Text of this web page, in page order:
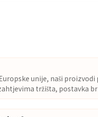
unije, naši
tržišta, postavka